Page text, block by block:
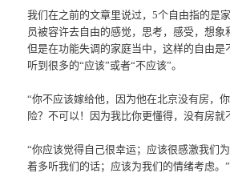
我们在之前的文章里说过，5个自由指的是
员被容许去自由的感觉，思考，感受，想象
但是在功能失调的家庭当中，这样的自由是
听到很多的“应该”或者“不应该”。
“你不应该嫁给他，因为他在北京没有房，
险？不可以！因为我比你更懂得，没有房就
“你应该觉得自己很幸运；应该很感激我们
着多听我们的话；应该为我们的情绪考虑。”